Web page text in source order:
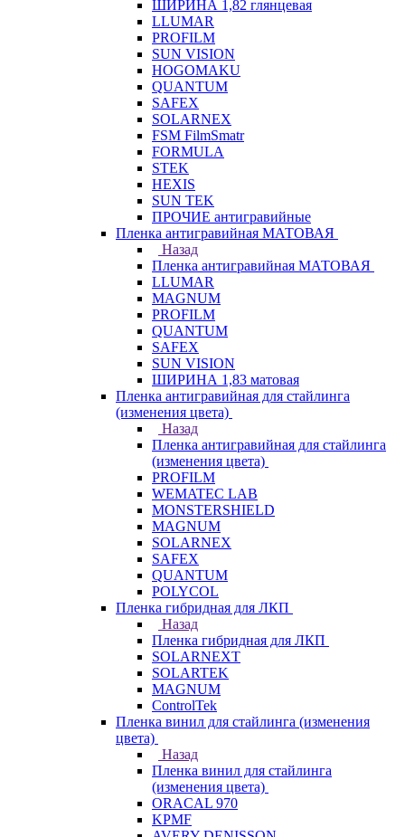
ШИРИНА 1,82 глянцевая
LLUMAR
PROFILM
SUN VISION
HOGOMAKU
QUANTUM
SAFEX
SOLARNEX
FSM FilmSmatr
FORMULA
STEK
HEXIS
SUN TEK
ПРОЧИЕ антигравийные
Пленка антигравийная МАТОВАЯ
Назад
Пленка антигравийная МАТОВАЯ
LLUMAR
MAGNUM
PROFILM
QUANTUM
SAFEX
SUN VISION
ШИРИНА 1,83 матовая
Пленка антигравийная для стайлинга
(изменения цвета)
Назад
Пленка антигравийная для стайлинга
(изменения цвета)
PROFILM
WEMATEC LAB
MONSTERSHIELD
MAGNUM
SOLARNEX
SAFEX
QUANTUM
POLYCOL
Пленка гибридная для ЛКП
Назад
Пленка гибридная для ЛКП
SOLARNEXT
SOLARTEK
MAGNUM
ControlTek
Пленка винил для стайлинга (изменения
цвета)
Назад
Пленка винил для стайлинга
(изменения цвета)
ORACAL 970
KPMF